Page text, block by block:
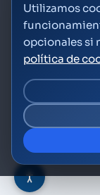
Utilizamos
opcionales si
política de